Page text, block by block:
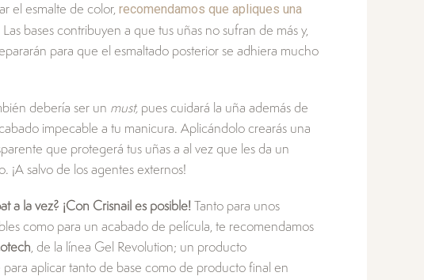
el esmalte de color, recomendamos que apliques una
Las bases contribuyen a que tus uñas no sufran de más y,
para que el esmaltado posterior se adhiera mucho
debería ser un must, pues cuidará la uña además de
impecable a tu manicura. Aplicándolo crearás una
que protegerá tus uñas a al vez que les da un
¡A salvo de los agentes externos!
a la vez? ¡Con Crisnail es posible! Tanto para unos
como para un acabado de película, te recomendamos
, de la línea Gel Revolution; un producto
para aplicar tanto de base como de producto final en